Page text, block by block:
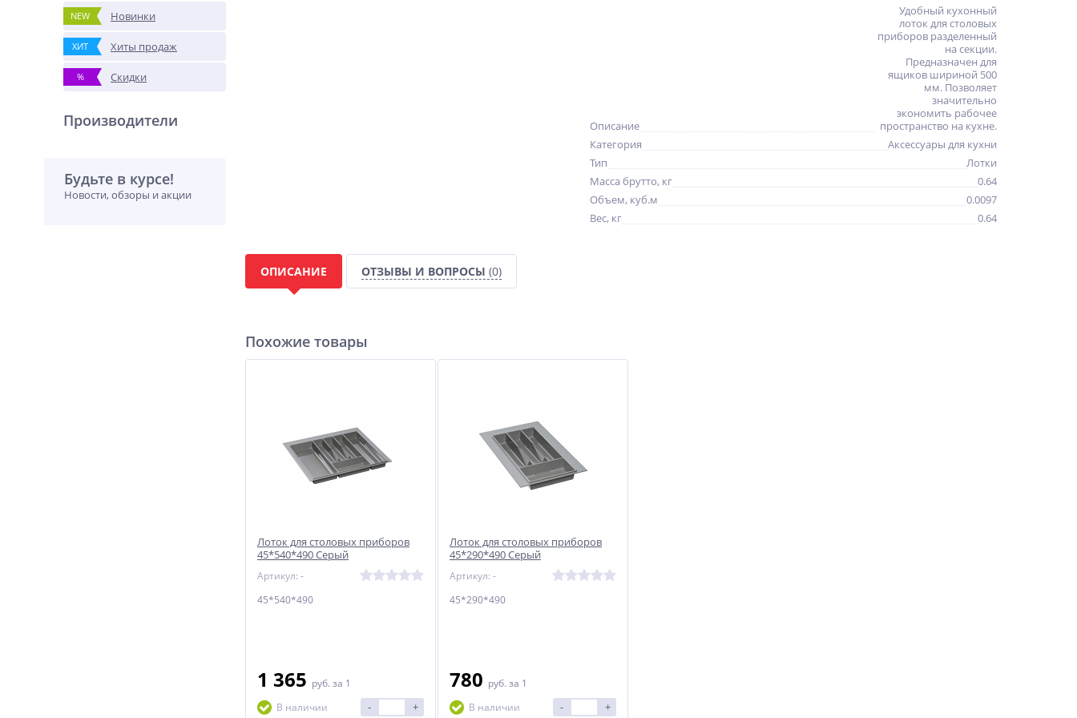
NEW Новинки
ХИТ Хиты продаж
% Скидки
Производители
Будьте в курсе!
Новости, обзоры и акции
Описание
Удобный кухонный
лоток для столовых
приборов разделенный
на секции.
Предназначен для
ящиков шириной 500
мм. Позволяет
значительно
экономить рабочее
пространство на кухне.
Категория
Аксессуары для кухни
Тип
Лотки
Масса брутто, кг
0.64
Объем, куб.м
0.0097
Вес, кг
0.64
ОПИСАНИЕ ОТЗЫВЫ И ВОПРОСЫ (0)
Похожие товары
Лоток для столовых приборов
45*540*490 Серый
Артикул: -
45*540*490
1 365 руб. за 1
В наличии
- +
Лоток для столовых приборов
45*290*490 Серый
Артикул: -
45*290*490
780 руб. за 1
В наличии
- +